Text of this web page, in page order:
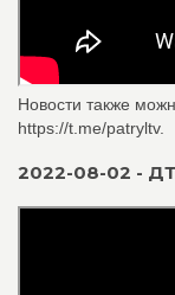
Новости также
https://t.me/patryltv.
2022-08-02 -